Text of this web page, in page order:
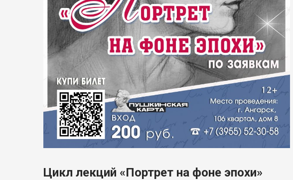
Цикл лекций «Портрет на фоне эпохи»